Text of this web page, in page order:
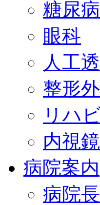
糖尿
眼科
人工
整形
リハ
内視
病院案内
病院